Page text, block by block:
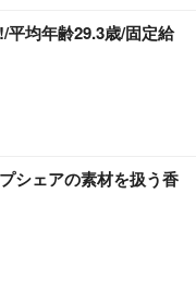
平均年齢29.3歳/固定給
シェアの素材を扱う香